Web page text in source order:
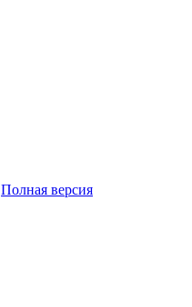
Полная версия